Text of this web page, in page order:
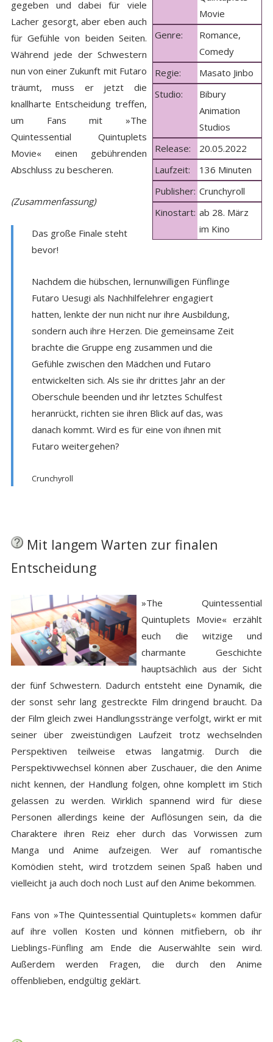
Movie
Genre:
Romance,
Comedy
Regie:
Masato Jinbo
Studio:
Bibury
Animation
Studios
Release:
20.05.2022
Laufzeit:
136 Minuten
Publisher: Crunchyroll
Kinostart: ab 28. März
im Kino
gegeben und dabei für viele
Lacher gesorgt, aber eben auch
für Gefühle von beiden Seiten.
Während jede der Schwestern
nun von einer Zukunft mit Futaro
träumt, muss er jetzt die
knallharte Entscheidung treffen,
um Fans mit »The
Quintessential Quintuplets
Movie« einen gebührenden
Abschluss zu bescheren.
(Zusammenfassung)
Das große Finale steht
bevor!
Nachdem die hübschen, lernunwilligen Fünflinge
Futaro Uesugi als Nachhilfelehrer engagiert
hatten, lenkte der nun nicht nur ihre Ausbildung,
sondern auch ihre Herzen. Die gemeinsame Zeit
brachte die Gruppe eng zusammen und die
Gefühle zwischen den Mädchen und Futaro
entwickelten sich. Als sie ihr drittes Jahr an der
Oberschule beenden und ihr letztes Schulfest
heranrückt, richten sie ihren Blick auf das, was
danach kommt. Wird es für eine von ihnen mit
Futaro weitergehen?
Crunchyroll
Mit langem Warten zur finalen
Entscheidung
»The Quintessential
Quintuplets Movie« erzählt
euch die witzige und
charmante Geschichte
hauptsächlich aus der Sicht
der fünf Schwestern. Dadurch entsteht eine Dynamik, die
der sonst sehr lang gestreckte Film dringend braucht. Da
der Film gleich zwei Handlungsstränge verfolgt, wirkt er mit
seiner über zweistündigen Laufzeit trotz wechselnden
Perspektiven teilweise etwas langatmig. Durch die
Perspektivwechsel können aber Zuschauer, die den Anime
nicht kennen, der Handlung folgen, ohne komplett im Stich
gelassen zu werden. Wirklich spannend wird für diese
Personen allerdings keine der Auflösungen sein, da die
Charaktere ihren Reiz eher durch das Vorwissen zum
Manga und Anime aufzeigen. Wer auf romantische
Komödien steht, wird trotzdem seinen Spaß haben und
vielleicht ja auch doch noch Lust auf den Anime bekommen.
Fans von »The Quintessential Quintuplets« kommen dafür
auf ihre vollen Kosten und können mitfiebern, ob ihr
Lieblings-Fünfling am Ende die Auserwählte sein wird.
Außerdem werden Fragen, die durch den Anime
offenblieben, endgültig geklärt.